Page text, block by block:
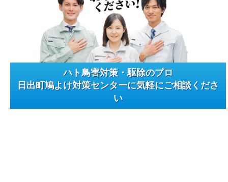
ハト鳥害対策・駆除のプロ
日出町鳩よけ対策センターに気軽にご相談くださ
い